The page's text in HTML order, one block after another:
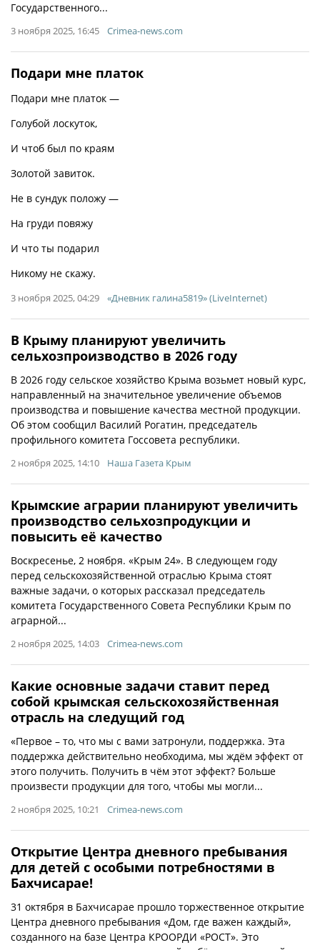
Государственного...
3 ноября 2025, 16:45 Crimea-news.com
Подари мне платок
Подари мне платок —
Голубой лоскуток,
И чтоб был по краям
Золотой завиток.
Не в сундук положу —
На груди повяжу
И что ты подарил
Никому не скажу.
3 ноября 2025, 04:29 «Дневник галина5819» (LiveInternet)
В Крыму планируют увеличить
сельхозпроизводство в 2026 году
В 2026 году сельское хозяйство Крыма возьмет новый курс,
направленный на значительное увеличение объемов
производства и повышение качества местной продукции.
Об этом сообщил Василий Рогатин, председатель
профильного комитета Госсовета республики.
2 ноября 2025, 14:10 Наша Газета Крым
Крымские аграрии планируют увеличить
производство сельхозпродукции и
повысить её качество
Воскресенье, 2 ноября. «Крым 24». В следующем году
перед сельскохозяйственной отраслью Крыма стоят
важные задачи, о которых рассказал председатель
комитета Государственного Совета Республики Крым по
аграрной...
2 ноября 2025, 14:03 Crimea-news.com
Какие основные задачи ставит перед
собой крымская сельскохозяйственная
отрасль на следущий год
«Первое – то, что мы с вами затронули, поддержка. Эта
поддержка действительно необходима, мы ждём эффект от
этого получить. Получить в чём этот эффект? Больше
произвести продукции для того, чтобы мы могли...
2 ноября 2025, 10:21 Crimea-news.com
Открытие Центра дневного пребывания
для детей с особыми потребностями в
Бахчисарае!
31 октября в Бахчисарае прошло торжественное открытие
Центра дневного пребывания «Дом, где важен каждый»,
созданного на базе Центра КРООРДИ «РОСТ». Это